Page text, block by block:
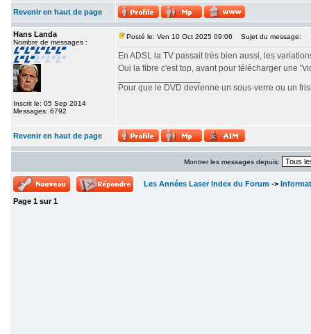
Revenir en haut de page
Hans Landa
Nombre de messages :
Inscrit le: 05 Sep 2014
Messages: 6792
Posté le: Ven 10 Oct 2025 09:06 Sujet du message:
En ADSL la TV passait très bien aussi, les
Oui la fibre c'est top, avant pour télécharger une
Pour que le DVD devienne un sous-verre ou un
Revenir en haut de page
Montrer les messages depuis:
Les Années Laser Index du Forum ->
Page 1 sur1